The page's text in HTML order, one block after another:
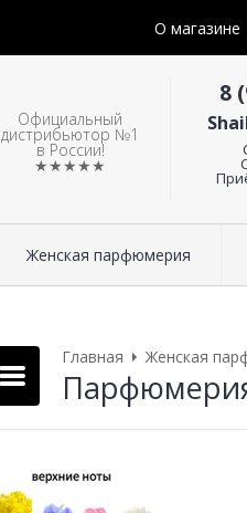
О магазине
Официальный
дистрибьютор №1
в России!
★★★★★
8
Женская парфюмерия
Главная Женская